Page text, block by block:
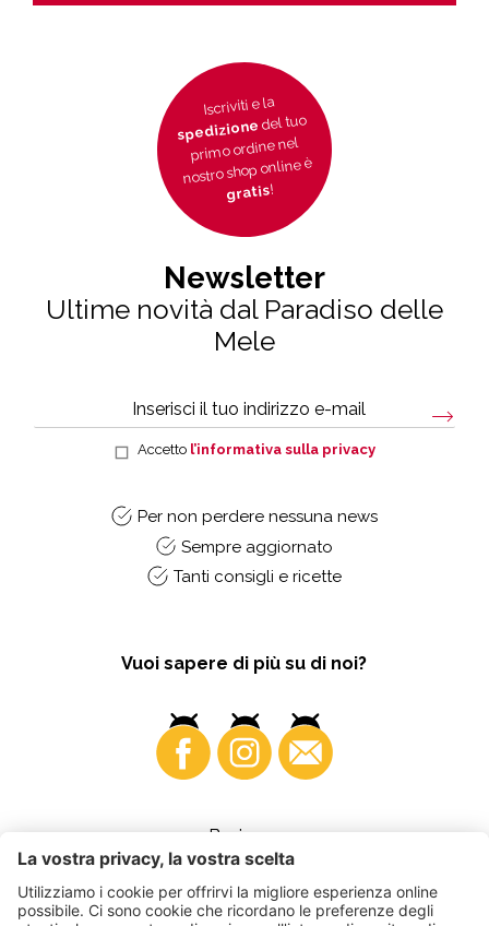
Iscriviti e la
spedizionedel tuo
primo ordine nel
nostro shop online è
gratis!
Newsletter
Ultime novità dal Paradiso delle
Mele
Accetto l’informativa sulla privacy
Per non perdere nessuna news
Sempre aggiornato
Tanti consigli e ricette
Vuoi sapere di più su di noi?
Business